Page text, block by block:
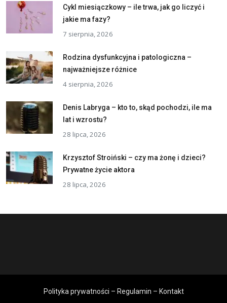
Cykl miesiączkowy – ile trwa, jak go liczyć i
jakie ma fazy?
7 sierpnia, 2026
Rodzina dysfunkcyjna i patologiczna –
najważniejsze różnice
4 sierpnia, 2026
Denis Labryga – kto to, skąd pochodzi, ile ma
lat i wzrostu?
28 lipca, 2026
Krzysztof Stroiński – czy ma żonę i dzieci?
Prywatne życie aktora
28 lipca, 2026
Polityka prywatności – Regulamin – Kontakt